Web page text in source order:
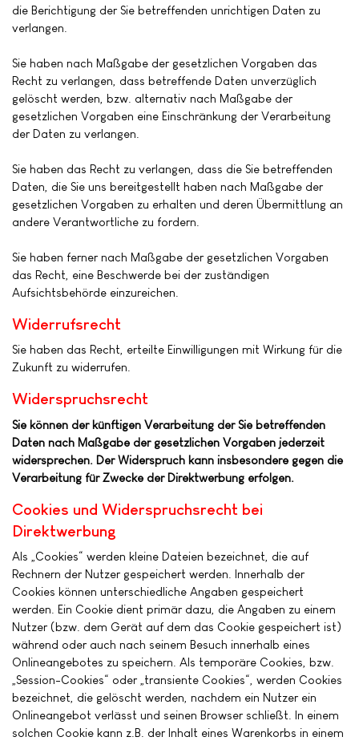
die Berichtigung der Sie betreffenden unrichtigen Daten zu
verlangen.
Sie haben nach Maßgabe der gesetzlichen Vorgaben das
Recht zu verlangen, dass betreffende Daten unverzüglich
gelöscht werden, bzw. alternativ nach Maßgabe der
gesetzlichen Vorgaben eine Einschränkung der Verarbeitung
der Daten zu verlangen.
Sie haben das Recht zu verlangen, dass die Sie betreffenden
Daten, die Sie uns bereitgestellt haben nach Maßgabe der
gesetzlichen Vorgaben zu erhalten und deren Übermittlung an
andere Verantwortliche zu fordern.
Sie haben ferner nach Maßgabe der gesetzlichen Vorgaben
das Recht, eine Beschwerde bei der zuständigen
Aufsichtsbehörde einzureichen.
Widerrufsrecht
Sie haben das Recht, erteilte Einwilligungen mit Wirkung für die
Zukunft zu widerrufen.
Widerspruchsrecht
Sie können der künftigen Verarbeitung der Sie betreffenden
Daten nach Maßgabe der gesetzlichen Vorgaben jederzeit
widersprechen. Der Widerspruch kann insbesondere gegen die
Verarbeitung für Zwecke der Direktwerbung erfolgen.
Cookies und Widerspruchsrecht bei
Direktwerbung
Als „Cookies“ werden kleine Dateien bezeichnet, die auf
Rechnern der Nutzer gespeichert werden. Innerhalb der
Cookies können unterschiedliche Angaben gespeichert
werden. Ein Cookie dient primär dazu, die Angaben zu einem
Nutzer (bzw. dem Gerät auf dem das Cookie gespeichert ist)
während oder auch nach seinem Besuch innerhalb eines
Onlineangebotes zu speichern. Als temporäre Cookies, bzw.
„Session-Cookies“ oder „transiente Cookies“, werden Cookies
bezeichnet, die gelöscht werden, nachdem ein Nutzer ein
Onlineangebot verlässt und seinen Browser schließt. In einem
solchen Cookie kann z.B. der Inhalt eines Warenkorbs in einem